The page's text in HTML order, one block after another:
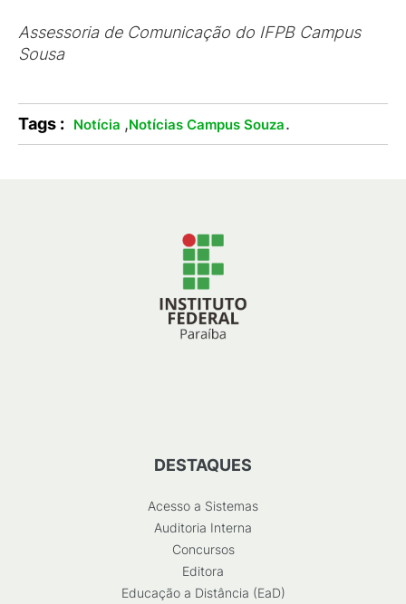
Assessoria de Comunicação do IFPB Campus
Sousa
Tags : Notícia ,Notícias Campus Souza.
DESTAQUES
Acesso a Sistemas
Auditoria Interna
Concursos
Editora
Educação a Distância (EaD)